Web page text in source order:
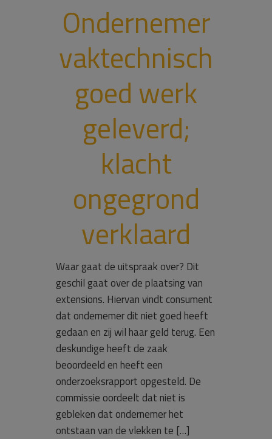
Ondernemer
vaktechnisch
goed werk
geleverd;
klacht
ongegrond
verklaard
Waar gaat de uitspraak over? Dit
geschil gaat over de plaatsing van
extensions. Hiervan vindt consument
dat ondernemer dit niet goed heeft
gedaan en zij wil haar geld terug. Een
deskundige heeft de zaak
beoordeeld en heeft een
onderzoeksrapport opgesteld. De
commissie oordeelt dat niet is
gebleken dat ondernemer het
ontstaan van de vlekken te […]